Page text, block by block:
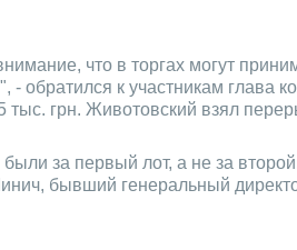
что в торгах могут
- обратился к участникам глава
грн. Животовский взял
за первый лот, а не за
бывший генеральный